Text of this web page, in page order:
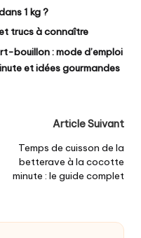
1 kg ?
trucs à connaître
bouillon : mode d’emploi
et idées gourmandes
Article Suivant
Temps de cuisson de la
betterave à la cocotte
minute : le guide complet